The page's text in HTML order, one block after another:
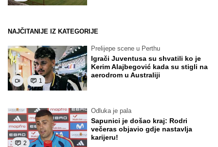
NAJČITANIJE IZ KATEGORIJE
1
Prelijepe scene u Perthu
Igrači Juventusa su shvatili ko je
Kerim Alajbegović kada su stigli na
aerodrom u Australiji
2
Odluka je pala
Sapunici je došao kraj: Rodri
večeras objavio gdje nastavlja
karijeru!